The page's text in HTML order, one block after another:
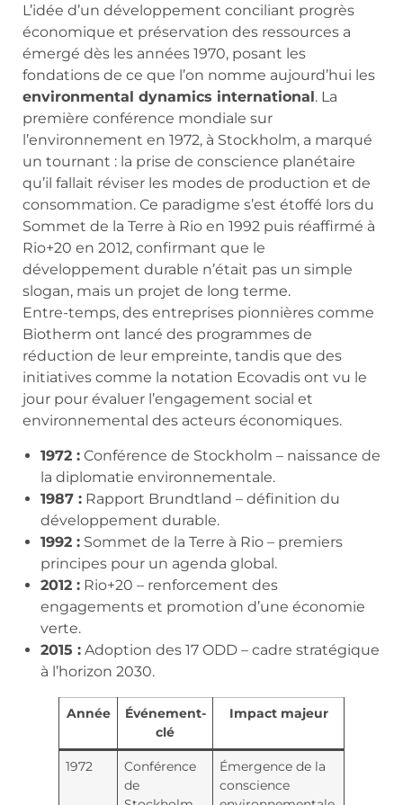
L’idée d’un développement conciliant progrès
économique et préservation des ressources a
émergé dès les années 1970, posant les
fondations de ce que l’on nomme aujourd’hui les
environmental dynamics international . La
première conférence mondiale sur
l’environnement en 1972, à Stockholm, a marqué
un tournant : la prise de conscience planétaire
qu’il fallait réviser les modes de production et de
consommation. Ce paradigme s’est étoffé lors du
Sommet de la Terre à Rio en 1992 puis réaffirmé à
Rio+20 en 2012, confirmant que le
développement durable n’était pas un simple
slogan, mais un projet de long terme.
Entre-temps, des entreprises pionnières comme
Biotherm ont lancé des programmes de
réduction de leur empreinte, tandis que des
initiatives comme la notation Ecovadis ont vu le
jour pour évaluer l’engagement social et
environnemental des acteurs économiques.
1972 : Conférence de Stockholm – naissance de
la diplomatie environnementale.
1987 : Rapport Brundtland – définition du
développement durable.
1992 : Sommet de la Terre à Rio – premiers
principes pour un agenda global.
2012 : Rio+20 – renforcement des
engagements et promotion d’une économie
verte.
2015 : Adoption des 17 ODD – cadre stratégique
à l’horizon 2030.
Année
Événement-
clé
Impact majeur
1972
Conférence
de
Émergence de la
conscience